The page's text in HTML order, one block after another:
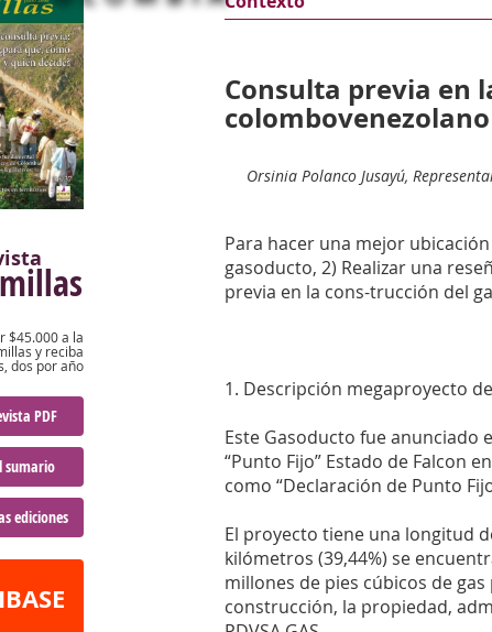
$45.000 a la
y reciba
dos por año
PDF
sumario
ediciones
Consulta previa en
Orsinia Polanco Jusayú,
Para hacer una mejor
gasoducto, 2) Realizar una
previa en la cons-trucción del
1. Descripción megaproyecto
Este Gasoducto fue anunciado
“Punto Fijo” Estado de Falcon
como “Declaración de Punto
El proyecto tiene una longitud
kilómetros (39,44%) se
millones de pies cúbicos de
construcción, la propiedad,